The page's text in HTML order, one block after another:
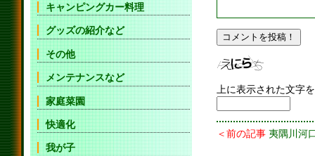
上に表示された文字
＜前の記事 夷隅川河
キャンピングカー料理
グッズの紹介など
その他
メンテナンスなど
家庭菜園
快適化
我が子